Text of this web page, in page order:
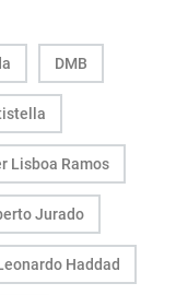
DMB
Lisboa Ramos
Jurado
Haddad